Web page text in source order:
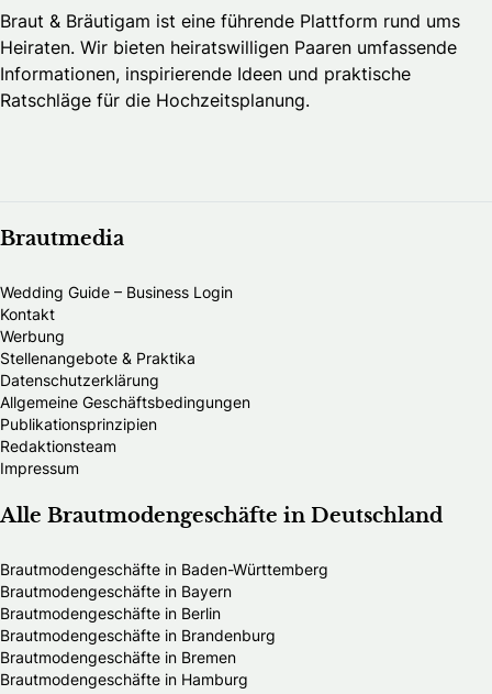
Braut & Bräutigam ist eine führende Plattform rund ums
Heiraten. Wir bieten heiratswilligen Paaren umfassende
Informationen, inspirierende Ideen und praktische
Ratschläge für die Hochzeitsplanung.
Brautmedia
Wedding Guide – Business Login
Kontakt
Werbung
Stellenangebote & Praktika
Datenschutzerklärung
Allgemeine Geschäftsbedingungen
Publikationsprinzipien
Redaktionsteam
Impressum
Alle Brautmodengeschäfte in Deutschland
Brautmodengeschäfte in Baden-Württemberg
Brautmodengeschäfte in Bayern
Brautmodengeschäfte in Berlin
Brautmodengeschäfte in Brandenburg
Brautmodengeschäfte in Bremen
Brautmodengeschäfte in Hamburg